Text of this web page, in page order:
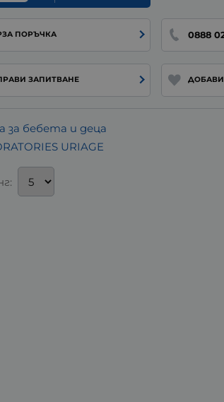
ПОРЪЧКА 0888
ЗАПИТВАНЕ
за бебета и деца
URIAGE